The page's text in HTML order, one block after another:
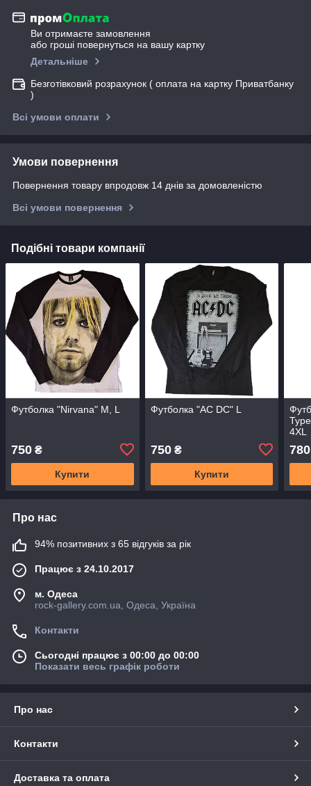
Ви отримаєте замовлення
або гроші повернуться на вашу картку
Детальніше
Безготівковий розрахунок ( оплата на картку Приватбанку
)
Всі умови оплати
Умови повернення
Повернення товару впродовж 14 днів за домовленістю
Всі умови повернення
Подібні товари компанії
Футболка "Nirvana" M, L
750 ₴
Купити
Футболка "AC DC" L
750₴
Купити
4XL
780
Про нас
94% позитивних з 65 відгуків за рік
Працює з 24.10.2017
м. Одеса
rock-gallery.com.ua, Одеса, Україна
Контакти
Сьогодні працює з 00:00 до 00:00
Показати весь графік роботи
Про нас
Контакти
Доставка та оплата